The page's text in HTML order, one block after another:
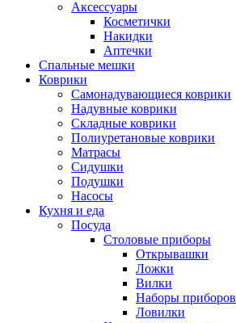
Аксессуары
Косметички
Накидки
Аптечки
Спальные мешки
Коврики
Самонадувающиеся коврики
Надувные коврики
Складные коврики
Полиуретановые коврики
Матрасы
Сидушки
Подушки
Насосы
Кухня и еда
Посуда
Столовые приборы
Открывашки
Ложки
Вилки
Наборы приборов
Ловилки